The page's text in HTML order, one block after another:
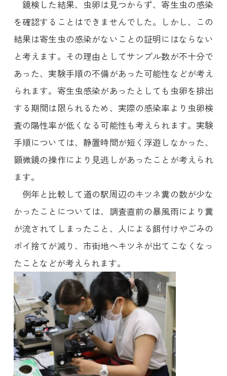
鏡検した結果、虫卵は見つからず、寄生虫の感染
を確認することはできませんでした。しかし、この
結果は寄生虫の感染がないことの証明にはならない
と考えます。その理由としてサンプル数が不十分で
あった、実験手順の不備があった可能性などが考え
られます。寄生虫感染があったとしても虫卵を排出
する期間は限られるため、実際の感染率より虫卵検
査の陽性率が低くなる可能性も考えられます。実験
手順については、静置時間が短く浮遊しなかった、
顕微鏡の操作により見逃しがあったことが考えられ
ます。
例年と比較して道の駅周辺のキツネ糞の数が少な
かったことについては、調査直前の暴風雨により糞
が流されてしまったこと、人による餌付けやごみの
ポイ捨てが減り、市街地へキツネが出てこなくなっ
たことなどが考えられます。